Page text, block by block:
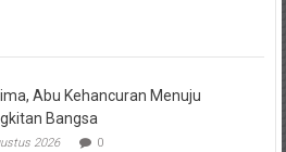
Abu Kehancuran Menuju
Bangsa
2026 0